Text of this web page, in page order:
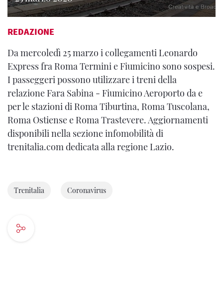
REDAZIONE
Da mercoledì 25 marzo i collegamenti Leonardo
Express fra Roma Termini e Fiumicino sono sospesi.
I passeggeri possono utilizzare i treni della
relazione Fara Sabina - Fiumicino Aeroporto da e
per le stazioni di Roma Tiburtina, Roma Tuscolana,
Roma Ostiense e Roma Trastevere. Aggiornamenti
disponibili nella sezione infomobilità di
trenitalia.com dedicata alla regione Lazio.
Trenitalia Coronavirus